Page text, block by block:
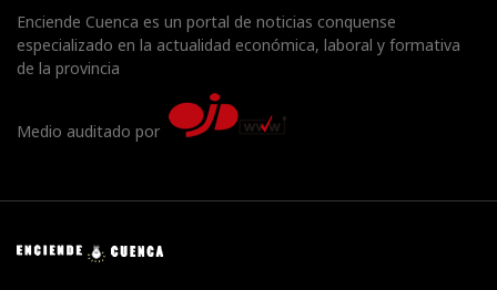
Enciende Cuenca es un portal de noticias conquense
especializado en la actualidad económica, laboral y formativa
de la provincia
Medio auditado por